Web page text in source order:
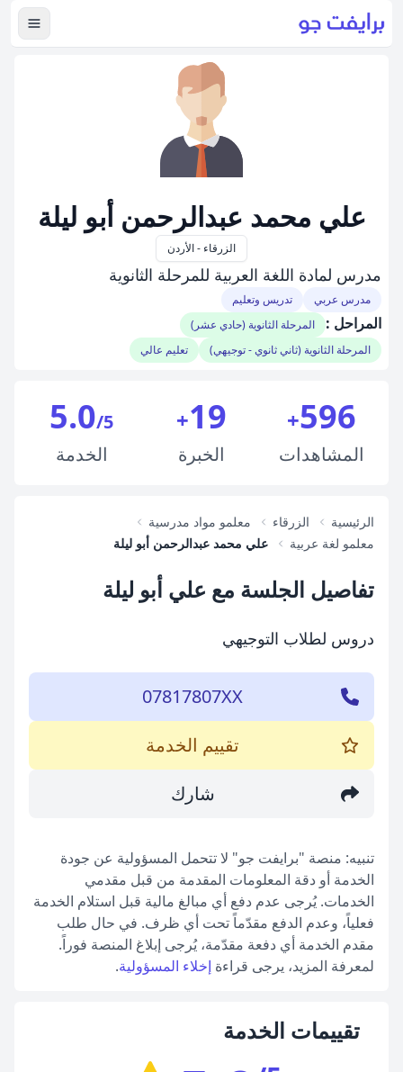
عرض
علي محمد عبدالرحمن أبو ليلة
الزرقاء - الأردن
مدرس لمادة اللغة العربية للمرحلة الثانوية
مدرس عربي تدريس وتعليم
المراحل :
المرحلة الثانوية (حادي عشر)
المرحلة الثانوية (ثاني ثانوي - توجيهي)
تعليم عالي
596
+
المشاهدات
19
+
الخبرة
5.0/5
الخدمة
الرئيسية الزرقاء
معلمو مواد مدرسية
معلمو لغة عربية
علي محمد عبدالرحمن أبو ليلة
تفاصيل الجلسة مع علي أبو ليلة
دروس لطلاب التوجيهي
07817807XX
تقييم الخدمة
شارك
تنبيه: منصة "برايفت جو" لا تتحمل المسؤولية عن جودة
الخدمة أو دقة المعلومات المقدمة من قبل مقدمي
الخدمات. يُرجى عدم دفع أي مبالغ مالية قبل استلام الخدمة
فعلياً، وعدم الدفع مقدّماً تحت أي ظرف. في حال طلب
مقدم الخدمة أي دفعة مقدّمة، يُرجى إبلاغ المنصة فوراً.
لمعرفة المزيد، يرجى قراءة إخلاء المسؤولية.
تقييمات الخدمة